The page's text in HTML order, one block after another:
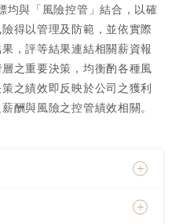
均與「風險控管」結合，以確
得以管理及防範，並依實際
，評等結果連結相關薪資報
之重要決策，均衡酌各種風
之績效即反映於公司之獲利
酬與風險之控管績效相關。